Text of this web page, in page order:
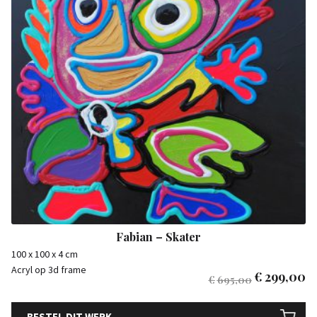
Fabian – Skater
100 x 100 x 4 cm
Acryl op 3d frame
€695,00€299,00